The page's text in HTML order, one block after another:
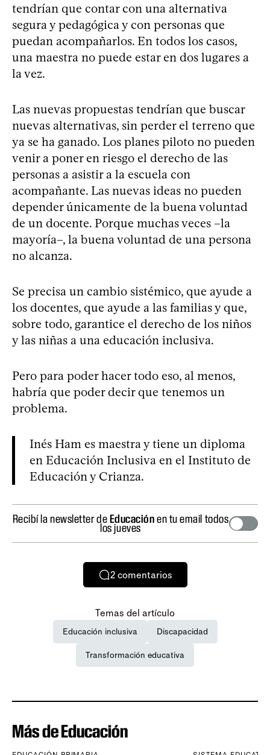
tendrían que contar con una alternativa
segura y pedagógica y con personas que
puedan acompañarlos. En todos los casos,
una maestra no puede estar en dos lugares a
la vez.
Las nuevas propuestas tendrían que buscar
nuevas alternativas, sin perder el terreno que
ya se ha ganado. Los planes piloto no pueden
venir a poner en riesgo el derecho de las
personas a asistir a la escuela con
acompañante. Las nuevas ideas no pueden
depender únicamente de la buena voluntad
de un docente. Porque muchas veces –la
mayoría–, la buena voluntad de una persona
no alcanza.
Se precisa un cambio sistémico, que ayude a
los docentes, que ayude a las familias y que,
sobre todo, garantice el derecho de los niños
y las niñas a una educación inclusiva.
Pero para poder hacer todo eso, al menos,
habría que poder decir que tenemos un
problema.
Inés Ham es maestra y tiene un diploma
en Educación Inclusiva en el Instituto de
Educación y Crianza.
Recibí la newsletter deEducaciónen tu email todos
los jueves
2 comentarios
Temas del artículo
Educación inclusiva Discapacidad
Transformación educativa
Más de Educación